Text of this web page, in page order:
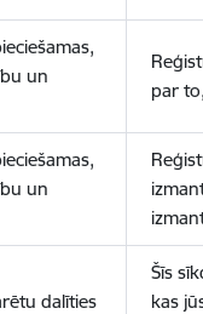
un
par
un
dalīties
Šīs
kas